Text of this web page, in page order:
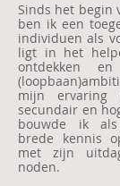
Sinds het begin
ben ik een
individuen als
ligt in het
ontdekken
mijn ervaring
secundair en
bouwde ik als
brede kennis
met zijn
noden.